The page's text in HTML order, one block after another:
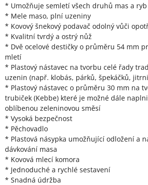
* Umožňuje semletí všech druhů mas a ryb
* Mele maso, plní uzeniny
* Kovový šnekový podavač odolný vůči
* Kvalitní tvrdý a ostrý nůž
* Dvě ocelové destičky o průměru 54 mm
mletí
* Plastový nástavec na tvorbu celé řady
uzenin (např. klobás, párků, špekáčků,
* Plastový nástavec o průměru 30 mm na
trubiček (Kebbe) které je možné dále
oblíbenou zeleninovou směsí
* Vysoká bezpečnost
* Pěchovadlo
* Plastová násypka umožňující odložení a
dávkování masa
* Kovová mlecí komora
* Jednoduché a rychlé sestavení
* Snadná údržba